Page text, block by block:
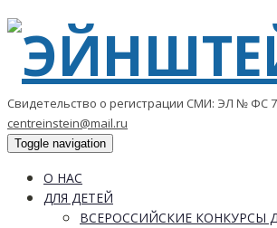
Свидетельство о регистрации СМИ: ЭЛ № ФС
centreinstein@mail.ru
Toggle navigation
О НАС
ДЛЯ ДЕТЕЙ
ВСЕРОССИЙСКИЕ КОНКУРСЫ